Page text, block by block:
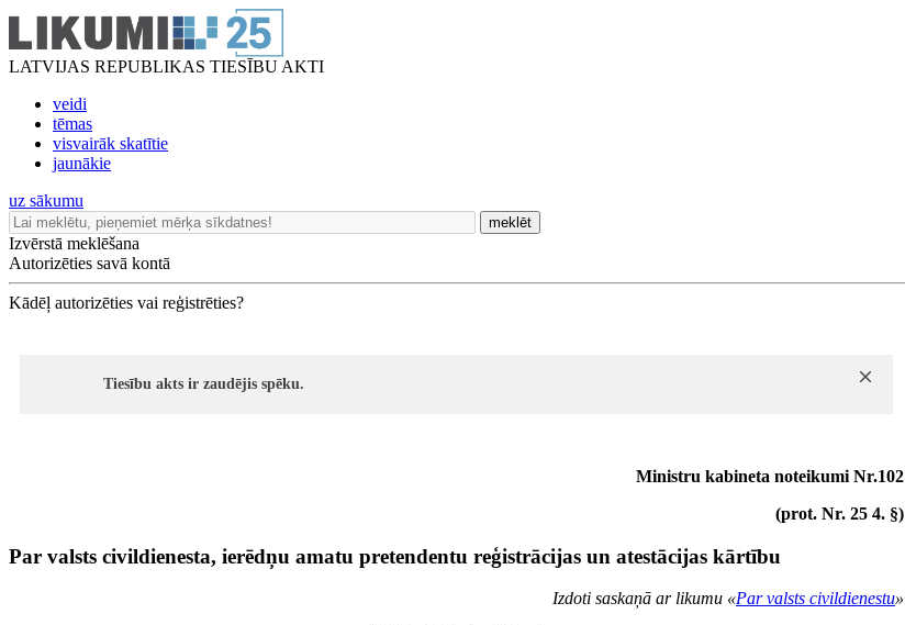
LATVIJAS REPUBLIKAS TIESĪBU AKTI
veidi
tēmas
visvairāk skatītie
jaunākie
uz sākumu
meklēt
Izvērstā meklēšana
Autorizēties savā kontā
Kādēļ autorizēties vai reģistrēties?
Tiesību akts ir zaudējis spēku.
Ministru kabineta noteikumi Nr.102
(prot. Nr. 25 4. §)
Par valsts civildienesta, ierēdņu amatu pretendentu reģistrācijas un atestācijas kārtību
Izdoti saskaņā ar likumu «Par valsts civildienestu»